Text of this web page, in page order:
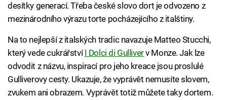
desítky generací. Třeba české slovo dort je odvozeno z
mezinárodního výrazu torte pocházejícího z italštiny.
Na to nejlepší z italských tradic navazuje Matteo Stucchi,
který vede cukrářstvíI Dolci di Gulliverv Monze. Jak lze
odvodit z názvu, inspirací pro jeho kreace jsou proslulé
Gulliverovy cesty. Ukazuje, že vyprávět nemusíte slovem,
zvukem ani obrazem. Vyprávět totiž můžete taky dortem.